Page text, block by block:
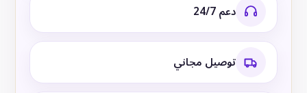
دعم 24/7
توصيل مجاني